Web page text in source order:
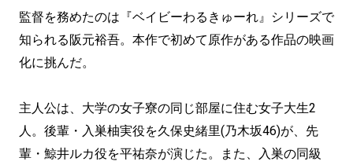
監督を務めたのは『ベイビーわるきゅーれ』シリーズで
知られる阪元裕吾。本作で初めて原作がある作品の映画
化に挑んだ。
主人公は、大学の女子寮の同じ部屋に住む女子大生2
人。後輩・入巣柚実役を久保史緒里(乃木坂46)が、先
輩・鯨井ルカ役を平祐奈が演じた。また、入巣の同級